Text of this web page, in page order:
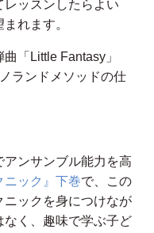
レッスンしたらよい
れます。
「Little Fantasy」
ランドメソッドの仕
アンサンブル能力を高
ニック』下巻で、この
ニックを身につけなが
なく、趣味で学ぶ子ど